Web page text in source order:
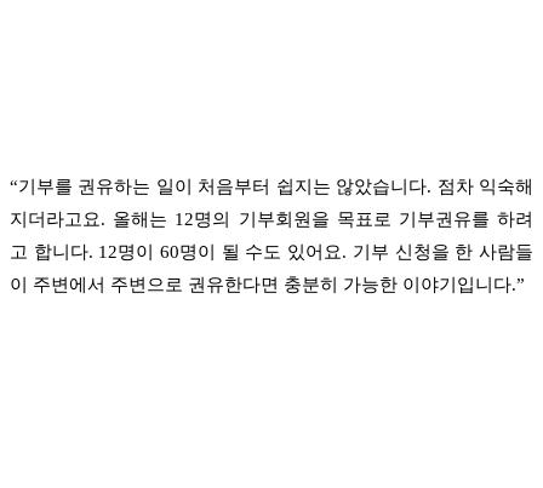
“기부를 권유하는 일이 처음부터 쉽지는 않았습니다. 점차 익숙해
지더라고요. 올해는 12명의 기부회원을 목표로 기부권유를 하려
고 합니다. 12명이 60명이 될 수도 있어요. 기부 신청을 한 사람들
이 주변에서 주변으로 권유한다면 충분히 가능한 이야기입니다.”